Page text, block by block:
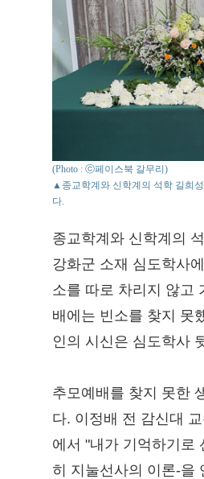
(Photo : ⓒ페이스북 갈무리)
▲종교학계와 신학계의 석학 길희
다.
종교학계와 신학계의
강화군 소재 심도학사
소를 따로 차리지 않고
배에는 빈소를 찾지 못
인의 시신은 심도학사
추모예배를 찾지 못한
다. 이정배 전 감신대
에서 "내가 기억하기로
히 지눌선사의 이론-을